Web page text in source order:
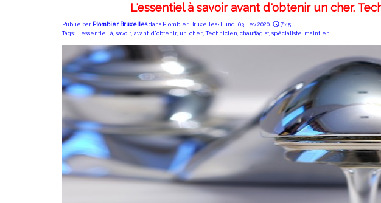
L'essentiel à savoir avant d'obtenir un cher.
Publié par Plombier Bruxellesdans Plombier Bruxelles· Lundi 03 Fév 2020 ·
7:45
Tags: L'essentiel à savoir avant d'obtenir un cher. ,Technicien chauffagist spécialiste maintien